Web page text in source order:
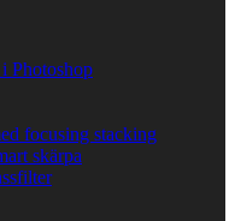
Photoshop
focusing stacking
skärpa